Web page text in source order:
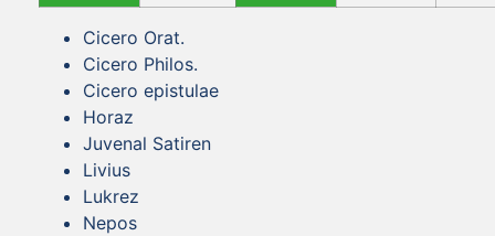
Cicero Orat.
Cicero Philos.
Cicero epistulae
Horaz
Juvenal Satiren
Livius
Lukrez
Nepos